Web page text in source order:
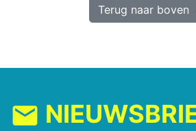
Terug naar boven
mail